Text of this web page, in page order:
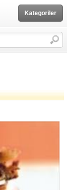
Kategoriler